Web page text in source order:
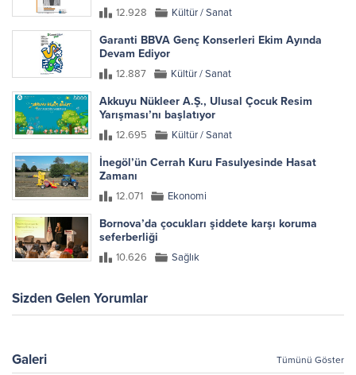
12.928 Kültür / Sanat
Garanti BBVA Genç Konserleri Ekim Ayında
Devam Ediyor
12.887 Kültür / Sanat
Akkuyu Nükleer A.Ş., Ulusal Çocuk Resim
Yarışması’nı başlatıyor
12.695 Kültür / Sanat
İnegöl’ün Cerrah Kuru Fasulyesinde Hasat
Zamanı
12.071 Ekonomi
Bornova’da çocukları şiddete karşı koruma
seferberliği
10.626 Sağlık
Sizden Gelen Yorumlar
Galeri Tümünü Göster